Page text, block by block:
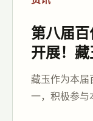
第八届
开展！藏
藏玉作为本届
一，积极参与